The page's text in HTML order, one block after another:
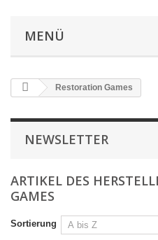
MENÜ
Restoration Games
NEWSLETTER
ARTIKEL DES
GAMES
Sortierung